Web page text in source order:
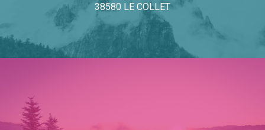
38580 LE COLLET